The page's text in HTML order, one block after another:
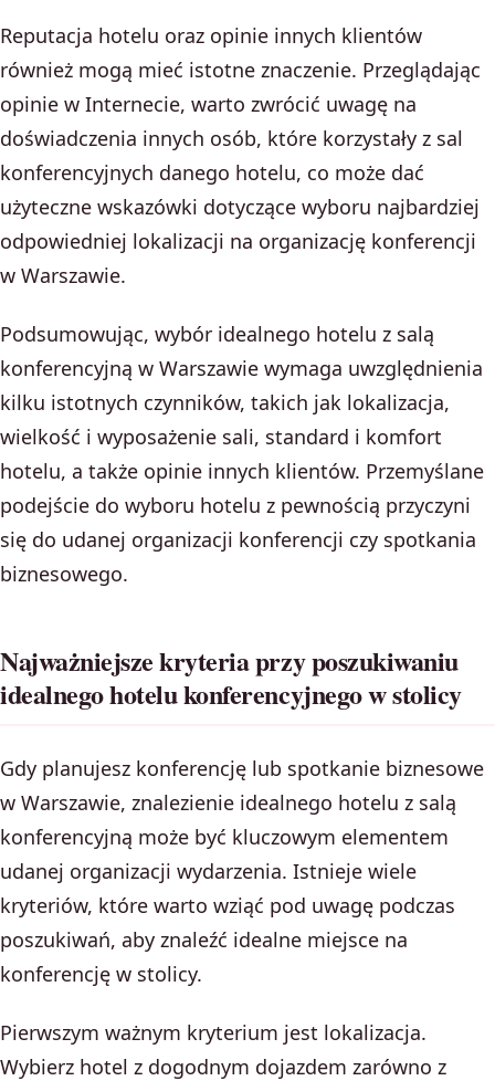
Reputacja hotelu oraz opinie innych klientów
również mogą mieć istotne znaczenie. Przeglądając
opinie w Internecie, warto zwrócić uwagę na
doświadczenia innych osób, które korzystały z sal
konferencyjnych danego hotelu, co może dać
użyteczne wskazówki dotyczące wyboru najbardziej
odpowiedniej lokalizacji na organizację konferencji
w Warszawie.
Podsumowując, wybór idealnego hotelu z salą
konferencyjną w Warszawie wymaga uwzględnienia
kilku istotnych czynników, takich jak lokalizacja,
wielkość i wyposażenie sali, standard i komfort
hotelu, a także opinie innych klientów. Przemyślane
podejście do wyboru hotelu z pewnością przyczyni
się do udanej organizacji konferencji czy spotkania
biznesowego.
Najważniejsze kryteria przy poszukiwaniu
idealnego hotelu konferencyjnego w stolicy
Gdy planujesz konferencję lub spotkanie biznesowe
w Warszawie, znalezienie idealnego hotelu z salą
konferencyjną może być kluczowym elementem
udanej organizacji wydarzenia. Istnieje wiele
kryteriów, które warto wziąć pod uwagę podczas
poszukiwań, aby znaleźć idealne miejsce na
konferencję w stolicy.
Pierwszym ważnym kryterium jest lokalizacja.
Wybierz hotel z dogodnym dojazdem zarówno z